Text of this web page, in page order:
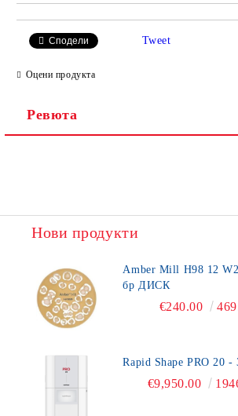
Сподели Tweet
Оцени продукта
Ревюта
Нови продукти
Amber Mill H98 12 W2 - Bleach 2 - 1
бр ДИСК
€240.00
Rapid Shape PRO 20
€9,950.00